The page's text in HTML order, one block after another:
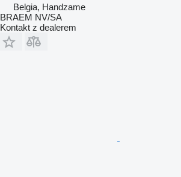
Belgia, Handzame
BRAEM NV/SA
Kontakt z dealerem